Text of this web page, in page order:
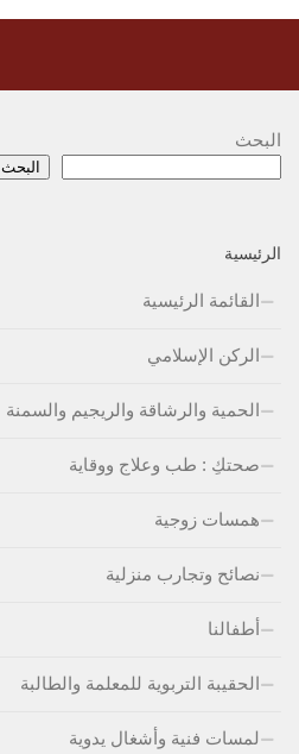
البحث
البحث
الرئيسية
القائمة الرئيسية
الركن الإسلامي
الحمية والرشاقة والريجيم والسمنة
صحتكِ : طب وعلاج ووقاية
همسات زوجية
نصائح وتجارب منزلية
أطفالنا
الحقيبة التربوية للمعلمة والطالبة
لمسات فنية وأشغال يدوية